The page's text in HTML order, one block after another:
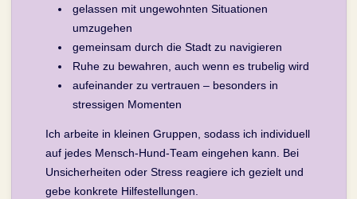
gelassen mit ungewohnten Situationen
umzugehen
gemeinsam durch die Stadt zu navigieren
Ruhe zu bewahren, auch wenn es trubelig wird
aufeinander zu vertrauen – besonders in
stressigen Momenten
Ich arbeite in kleinen Gruppen, sodass ich individuell
auf jedes Mensch-Hund-Team eingehen kann. Bei
Unsicherheiten oder Stress reagiere ich gezielt und
gebe konkrete Hilfestellungen.